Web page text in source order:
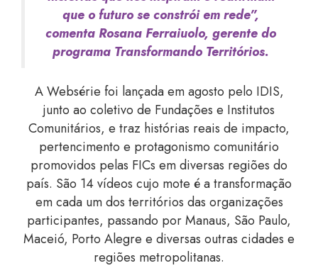
que o futuro se constrói em rede”,
comenta Rosana Ferraiuolo, gerente do
programa Transformando Territórios.
A Websérie foi lançada em agosto pelo IDIS,
junto ao coletivo de Fundações e Institutos
Comunitários, e traz histórias reais de impacto,
pertencimento e protagonismo comunitário
promovidos pelas FICs em diversas regiões do
país. São 14 vídeos cujo mote é a transformação
em cada um dos territórios das organizações
participantes, passando por Manaus, São Paulo,
Maceió, Porto Alegre e diversas outras cidades e
regiões metropolitanas.